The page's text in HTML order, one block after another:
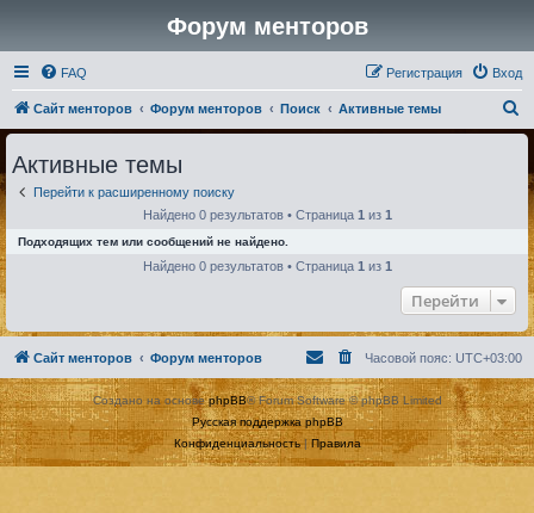
Форум менторов
FAQ Вход
Регистрация
Сайт менторов Форум менторов Поиск Активные темы
о
Активные темы
Перейти к расширенному поиску
Найдено 0 результатов • Страница 1 из 1
Подходящих тем или сообщений не найдено.
Найдено 0 результатов • Страница 1 из 1
Перейти
Сайт менторов Форум менторов Часовой пояс: UTC+03:00
Создано на основеphpBB® Forum Software © phpBB Limited
Русская поддержка phpBB
Конфиденциальность| Правила